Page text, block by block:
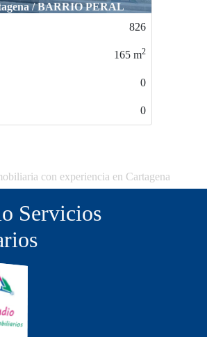
/ BARRIO PERAL
m 2
Cartagena / TORRECIEGA
con experiencia en Cartagena
Servicios